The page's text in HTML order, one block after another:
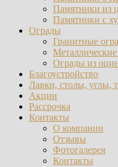
Памятники из
Памятники с
Ограды
Гранитные
Ограды из
Благоустройство
Лавки, столы, углы,
Акции
Рассрочка
Контакты
О компании
Отзывы
Фотогалерея
Контакты